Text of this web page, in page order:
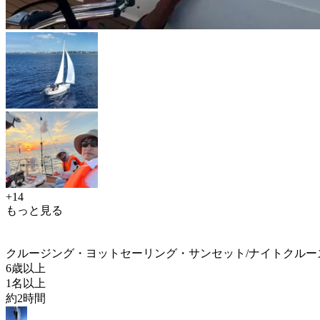
+14
もっと見る
クルージング・ヨットセーリング・サンセット/ナイトクルー
6歳以上
1名以上
約2時間